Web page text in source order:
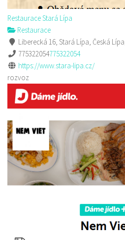
Restaurace Stará Lípa
Restaurace
Liberecká 16, Stará Lípa, Česká
775322054775322054
https://www.stara-lipa.cz/
rozvoz